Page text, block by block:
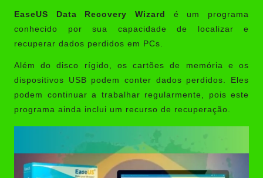
EaseUS Data Recovery Wizard
é um programa
conhecido por sua capacidade de localizar e
recuperar dados perdidos em PCs.
Além do disco rígido, os cartões de memória e os
dispositivos USB podem conter dados perdidos. Eles
podem continuar a trabalhar regularmente, pois este
programa ainda inclui um recurso de recuperação.